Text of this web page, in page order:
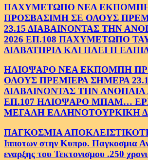
ΠΑΧΥΜΕΤΩΠΟ ΝΕΑ
ΠΡΟΣΒΑΣΙΜΗ ΣΕ ΟΛΟΥΣ
23.15 ΔΙΑΒΑΙΝΟΝΤΑΣ ΤΗΝ
2026 ΕΠ.108 ΠΑΧΥΜΕΤΩΠΟ
ΔΙΑΒΑΤΗΡΙΑ ΚΑΙ ΠΑΕΙ Η
ΗΛΙΟΨΑΡΟ ΝΕΑ ΕΚΠΟΜΠΗ
ΟΛΟΥΣ ΠΡΕΜΙΕΡΑ ΣΗΜΕΡΑ
ΔΙΑΒΑΙΝΟΝΤΑΣ ΤΗΝ ΑΝΟΠΑΙΑ
ΕΠ.107 ΗΛΙΟΨΑΡΟ ΜΠΑΜ…
ΜΕΓΑΛΗ ΕΛΛΗΝΟΤΟΥΡΚΙΚΗ
ΠΑΓΚΟΣΜΙΑ
Ιπποτων στην Κυπρο. Παγκοσμια
εναρξης του Τεκτονισμου .250